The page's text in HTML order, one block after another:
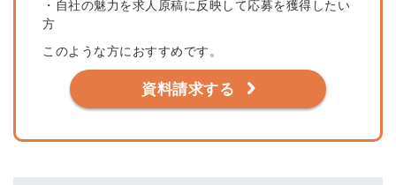
・自社の魅力を求人原稿に反映して応募を獲得したい
方
このような方におすすめです。
資料請求する